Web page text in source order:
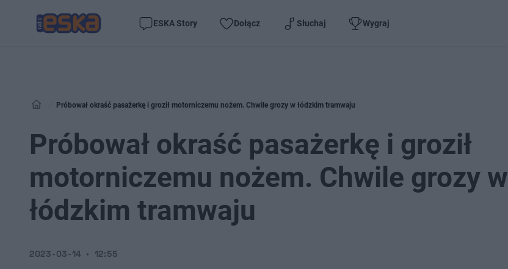
ESKA Story Dołącz Słuchaj Wygraj
Próbował okraść pasażerkę i groził motorniczemu nożem. Chwile grozy w łódzkim tramwaju
Próbował okraść pasażerkę i groził
motorniczemu nożem. Chwile grozy w
łódzkim tramwaju
2023-03-14 12:55